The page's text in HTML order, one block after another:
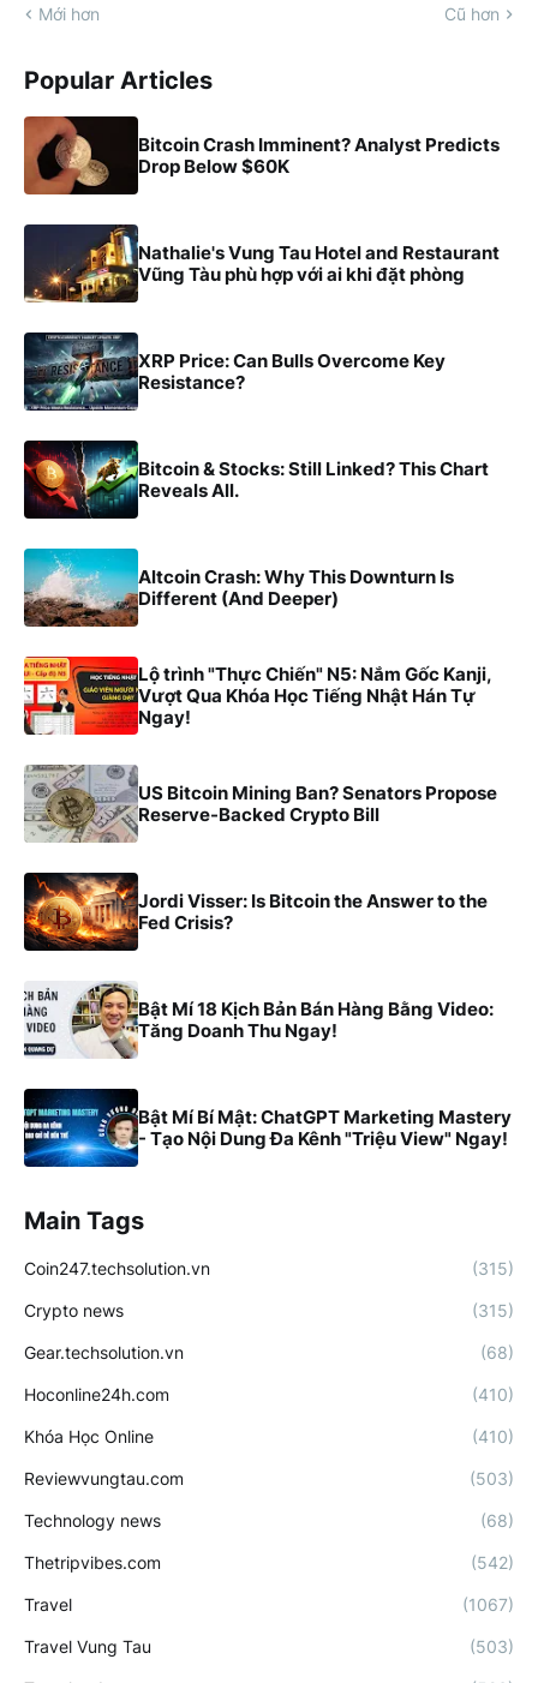
Mới hơn Cũ hơn
Popular Articles
Bitcoin Crash Imminent? Analyst Predicts
Drop Below $60K
Nathalie's Vung Tau Hotel and Restaurant
Vũng Tàu phù hợp với ai khi đặt phòng
XRP Price: Can Bulls Overcome Key
Resistance?
Bitcoin & Stocks: Still Linked? This Chart
Reveals All.
Altcoin Crash: Why This Downturn Is
Different (And Deeper)
Lộ trình "Thực Chiến" N5: Nắm Gốc Kanji,
Vượt Qua Khóa Học Tiếng Nhật Hán Tự
Ngay!
US Bitcoin Mining Ban? Senators Propose
Reserve-Backed Crypto Bill
Jordi Visser: Is Bitcoin the Answer to the
Fed Crisis?
Bật Mí 18 Kịch Bản Bán Hàng Bằng Video:
Tăng Doanh Thu Ngay!
Bật Mí Bí Mật: ChatGPT Marketing Mastery
- Tạo Nội Dung Đa Kênh "Triệu View" Ngay!
Main Tags
Coin247.techsolution.vn (315)
Crypto news (315)
Gear.techsolution.vn (68)
Hoconline24h.com (410)
Khóa Học Online (410)
Reviewvungtau.com (503)
Technology news (68)
Thetripvibes.com (542)
Travel (1067)
Travel Vung Tau (503)